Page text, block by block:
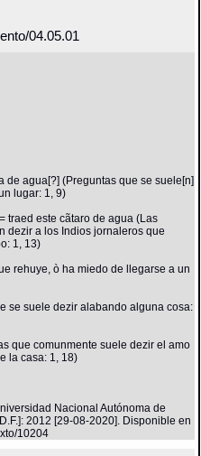
04.05.01
de agua[?] (Preguntas que se suele[n]
lugar: 1, 9)
= traed este cãtaro de agua (Las
dezir a los Indios jornaleros que
1, 13)
rehuye, ò ha miedo de llegarse a un
se suele dezir alabando alguna cosa:
que comunmente suele dezir el amo
la casa: 1, 18)
Nacional Autónoma de
2012 [29-08-2020]. Disponible en
10204